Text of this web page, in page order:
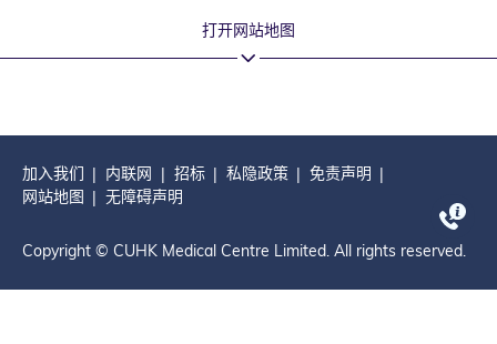
打开网站地图
加入我们 内联网 招标 私隐政策
免责声明
网站地图
无障碍声明
Copyright © CUHK Medical Centre Limited. All rights reserved.